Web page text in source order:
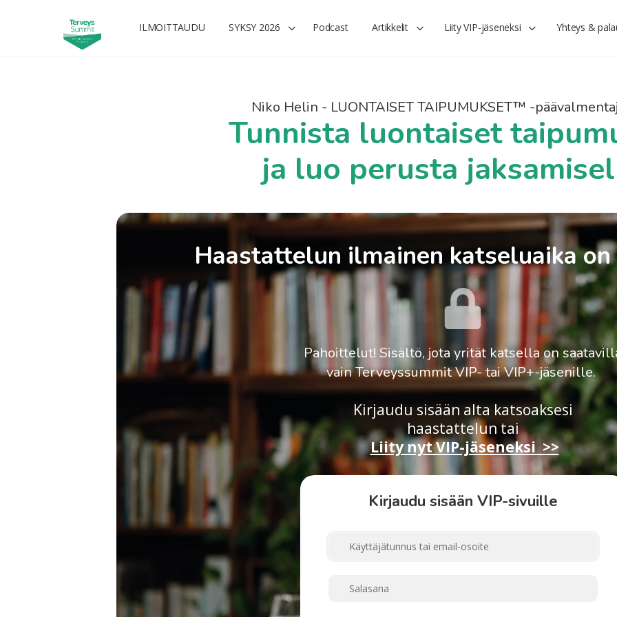
ILMOITTAUDU SYKSY 2026 Podcast Artikkelit Liity VIP-jäseneksi Yhteys &
Niko Helin - LUONTAISET TAIPUMUKSET™ -
Tunnista luontaiset
ja luo perusta
Haastattelun ilmainen katseluaika
Pahoittelut! Sisältö, jota yrität katsella on
vain Terveyssummit VIP- tai VIP+-jäsenille.
Kirjaudu sisään alta katsoaksesi
haastatteluntai
Liity nyt VIP-jäseneksi >>
Kirjaudu sisään VIP-sivuille